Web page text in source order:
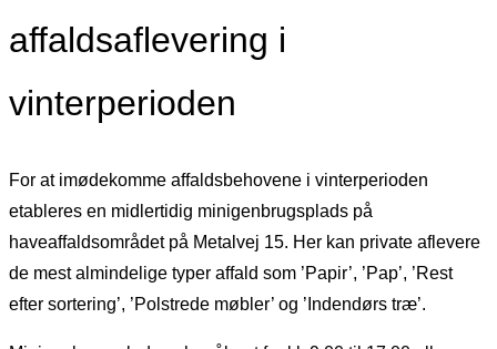
affaldsaflevering i
vinterperioden
For at imødekomme affaldsbehovene i vinterperioden
etableres en midlertidig minigenbrugsplads på
haveaffaldsområdet på Metalvej 15. Her kan private aflevere
de mest almindelige typer affald som ’Papir’, ’Pap’, ’Rest
efter sortering’, ’Polstrede møbler’ og ’Indendørs træ’.